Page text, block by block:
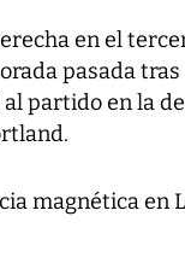
en el
pasada
partido en la
magnética en